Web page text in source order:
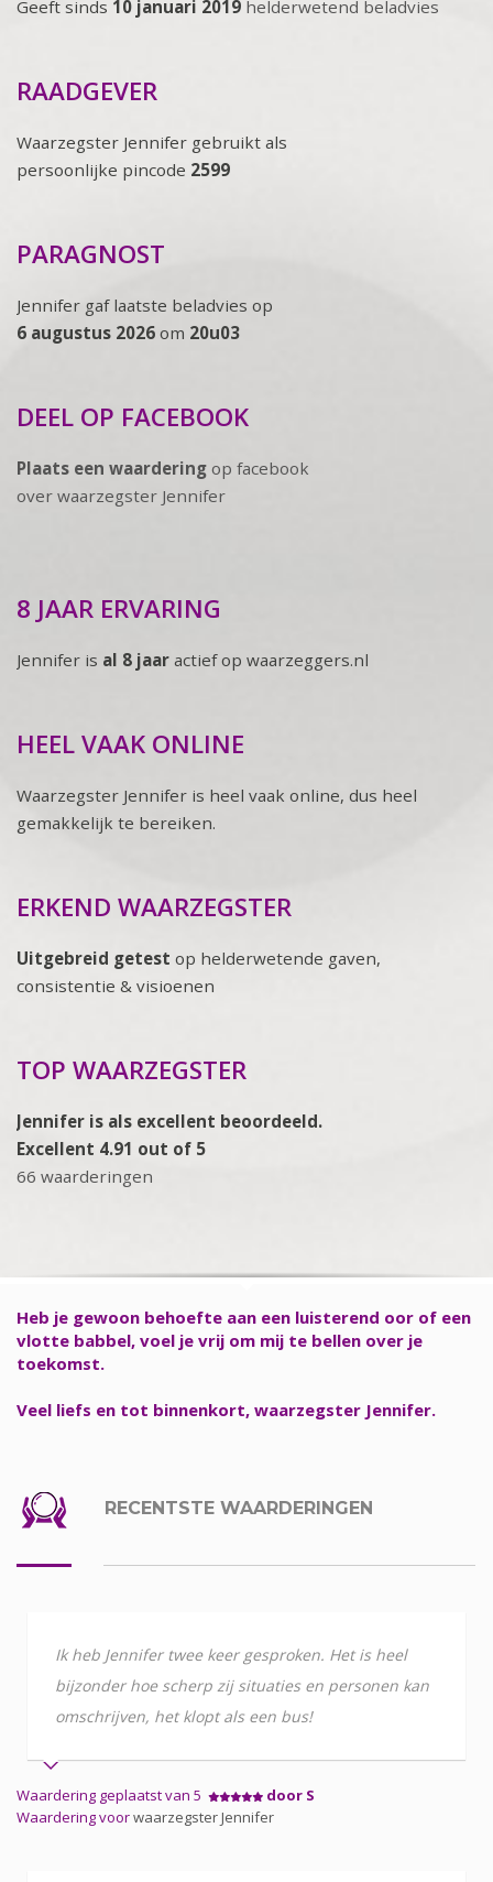
Geeft sinds 10 januari 2019 helderwetend beladvies
RAADGEVER
Waarzegster Jennifer gebruikt als
persoonlijke pincode 2599
PARAGNOST
Jennifer gaf laatste beladvies op
6 augustus 2026 om 20u03
DEEL OP FACEBOOK
Plaats een waardering op facebook
over waarzegster Jennifer
8 JAAR ERVARING
Jennifer is al 8 jaar actief op waarzeggers.nl
HEEL VAAK ONLINE
Waarzegster Jennifer is heel vaak online, dus heel
gemakkelijk te bereiken.
ERKEND WAARZEGSTER
Uitgebreid getest op helderwetende gaven,
consistentie & visioenen
TOP WAARZEGSTER
Jennifer is als excellent beoordeeld.
Excellent 4.91 out of 5
66 waarderingen
Heb je gewoon behoefte aan een luisterend oor of een
vlotte babbel, voel je vrij om mij te bellen over je
toekomst.
Veel liefs en tot binnenkort, waarzegster Jennifer.
RECENTSTE WAARDERINGEN
Ik heb Jennifer twee keer gesproken. Het is heel
bijzonder hoe scherp zij situaties en personen kan
omschrijven, het klopt als een bus!
Waardering geplaatst van 5
door S
Waardering voorwaarzegster Jennifer